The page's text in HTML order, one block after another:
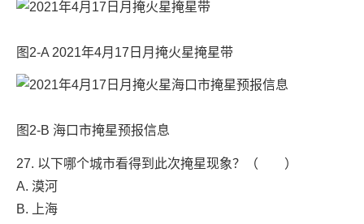
图2-A 2021年4月17日月掩火星掩星带
图2-B 海口市掩星预报信息
27. 以下哪个城市看得到此次掩星现象？（ ）
A. 漠河
B. 上海